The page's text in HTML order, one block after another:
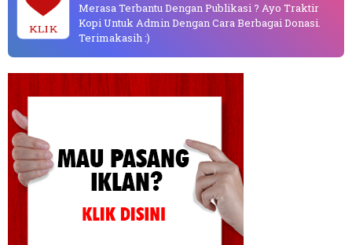
KLIK
Merasa Terbantu Dengan Publikasi ? Ayo Traktir
Kopi Untuk Admin Dengan Cara Berbagai Donasi.
Terimakasih :)